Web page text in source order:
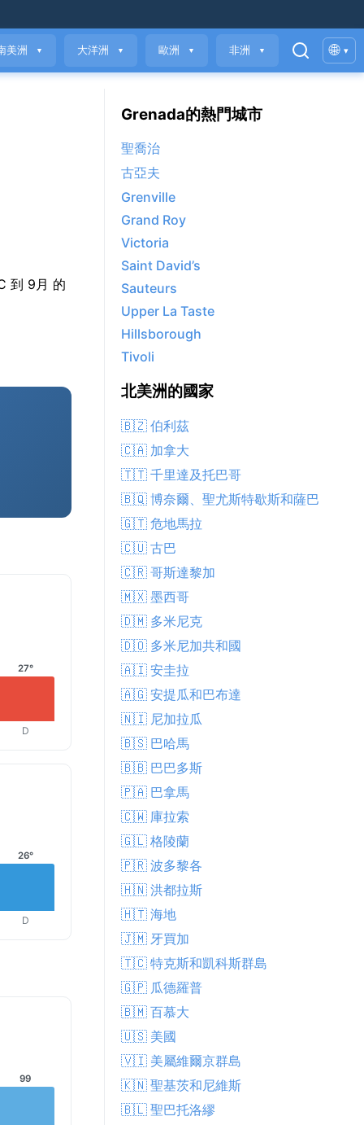
美洲 ▼ 大洋洲 ▼ 歐洲 ▼ 非洲 ▼ 🌐 ▾
到 9月 的
27°
D
26°
D
99
Grenada的熱門城市
聖喬治
古亞夫
Grenville
Grand Roy
Victoria
Saint David’s
Sauteurs
Upper La Taste
Hillsborough
Tivoli
北美洲的國家
🇧🇿 伯利茲
🇨🇦 加拿大
🇹🇹 千里達及托巴哥
🇧🇶 博奈爾、聖尤斯特歇斯和薩巴
🇬🇹 危地馬拉
🇨🇺 古巴
🇨🇷 哥斯達黎加
🇲🇽 墨西哥
🇩🇲 多米尼克
🇩🇴 多米尼加共和國
🇦🇮 安圭拉
🇦🇬 安提瓜和巴布達
🇳🇮 尼加拉瓜
🇧🇸 巴哈馬
🇧🇧 巴巴多斯
🇵🇦 巴拿馬
🇨🇼 庫拉索
🇬🇱 格陵蘭
🇵🇷 波多黎各
🇭🇳 洪都拉斯
🇭🇹 海地
🇯🇲 牙買加
🇹🇨 特克斯和凱科斯群島
🇬🇵 瓜德羅普
🇧🇲 百慕大
🇺🇸 美國
🇻🇮 美屬維爾京群島
🇰🇳 聖基茨和尼維斯
🇧🇱 聖巴托洛繆